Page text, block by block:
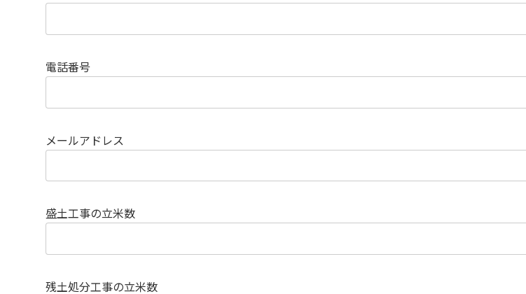
電話番号
メールアドレス
盛土工事の立米数
残土処分工事の立米数